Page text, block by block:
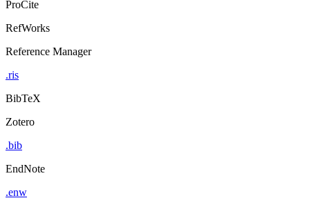
ProCite
RefWorks
Reference Manager
.ris
BibTeX
Zotero
.bib
EndNote
.enw